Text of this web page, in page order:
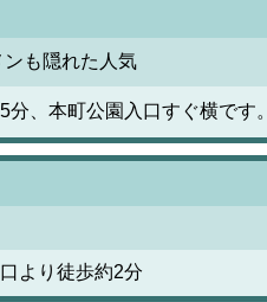
も隠れた人気
、本町公園入口すぐ横です。
より徒歩約2分